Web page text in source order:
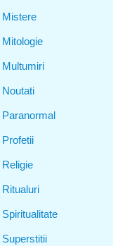
Mistere
Mitologie
Multumiri
Noutati
Paranormal
Profetii
Religie
Ritualuri
Spiritualitate
Superstitii